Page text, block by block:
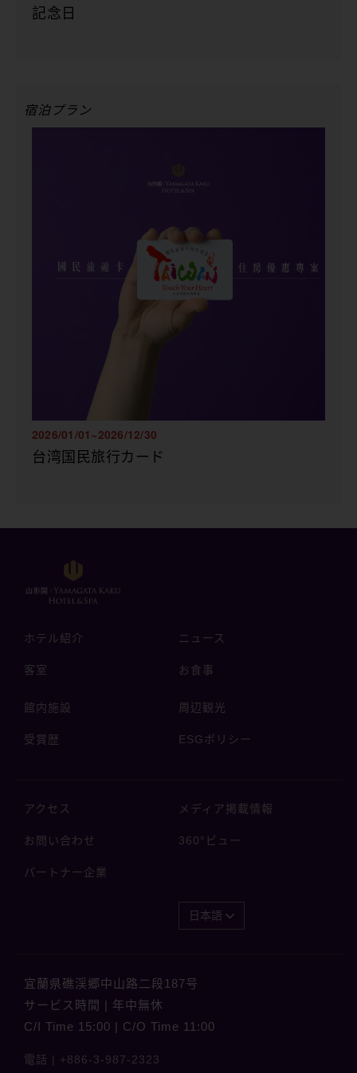
記念日
宿泊プラン
2026/01/01~2026/12/30
台湾国民旅行カード
ホテル紹介 ニュース
客室 お食事
館内施設 周辺観光
受賞歴 ESGポリシー
アクセス メディア掲載情報
お問い合わせ 360°ビュー
パートナー企業
日本語
宜蘭県礁渓郷中山路二段187号
サービス時間 | 年中無休
C/I Time 15:00 | C/O Time 11:00
電話 | +886-3-987-2323